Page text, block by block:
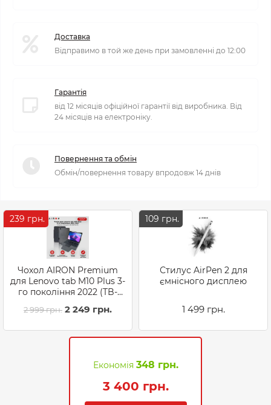
Доставка
Відправимо в той же день при замовленні до 12:00
Гарантія
від 12 місяців офіційної гарантії від виробника. Від
24 місяців на електроніку.
Повернення та обмін
Обмін/повернення товару впродовж 14 днів
239 грн.
Чохол AIRON Premium
для Lenovo tab M10 Plus 3-
го покоління 2022 (TB-
інтегрованою
2 999 грн. 2 249 грн.
109 грн.
Стилус AirPen 2 для
ємнісного дисплею
1 499 грн.
Економія 348 грн.
3 400 грн.